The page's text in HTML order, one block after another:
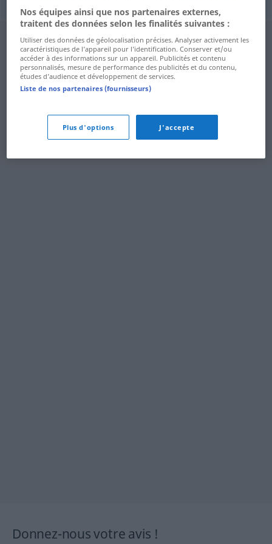
Donnez-nous votre avis !
Nos équipes ainsi que nos partenaires externes,
traitent des données selon les finalités suivantes :
Utiliser des données de géolocalisation précises. Analyser activement les
caractéristiques de l’appareil pour l’identification. Conserver et/ou
accéder à des informations sur un appareil. Publicités et contenu
personnalisés, mesure de performance des publicités et du contenu,
études d’audience et développement de services.
Liste de nos partenaires (fournisseurs)
Plus d'options J'accepte